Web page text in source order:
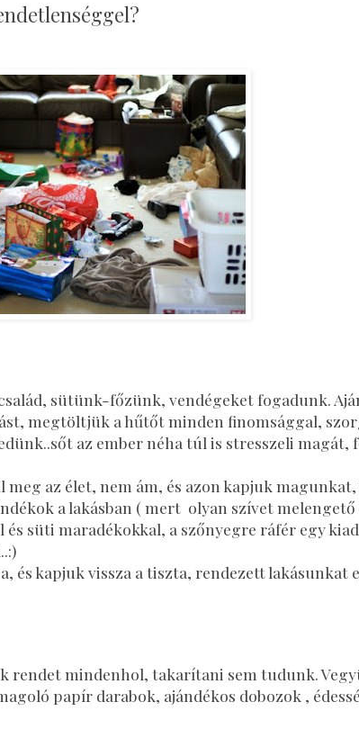
sütünk-főzünk, vendégeket fogadunk.
megtöltjük a hűtőt minden finomsággal,
az ember néha túl is stresszeli magát,
az élet, nem ám, és azon kapjuk magunkat,
a lakásban ( mert olyan szívet
süti maradékokkal, a szőnyegre ráfér egy
és kapjuk vissza a tiszta, rendezett lakásunkat
rendet mindenhol, takarítani sem tudunk.
papír darabok, ajándékos dobozok ,